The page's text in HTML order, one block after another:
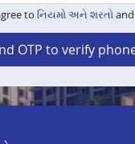
to નિયમો અને શરતો and
OTP to verify